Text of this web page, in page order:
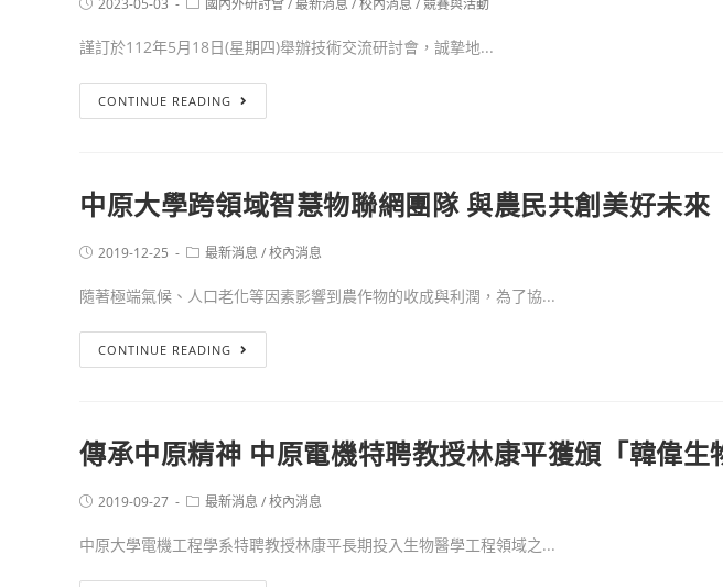
2023-05-03 國內外研討會/最新消息 /校內消息 /競賽與活動
謹訂於112年5月18日(星期四)舉辦技術交流研討會，誠摯地...
CONTINUE READING
中原大學跨領域智慧物聯網團隊 與農民共創美好未來
2019-12-25 最新消息 /校內消息
隨著極端氣候、人口老化等因素影響到農作物的收成與利潤，為了協...
CONTINUE READING
傳承中原精神 中原電機特聘教授林康平獲頒「韓偉生
2019-09-27 最新消息 /校內消息
中原大學電機工程學系特聘教授林康平長期投入生物醫學工程領域之...